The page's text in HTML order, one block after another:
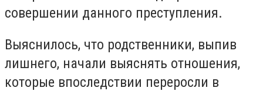
совершении данного преступления.
Выяснилось, что родственники, выпив
лишнего, начали выяснять отношения,
которые впоследствии переросли в